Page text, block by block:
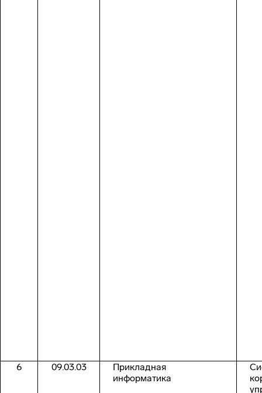
6 09.03.03
Прикладная
информатика